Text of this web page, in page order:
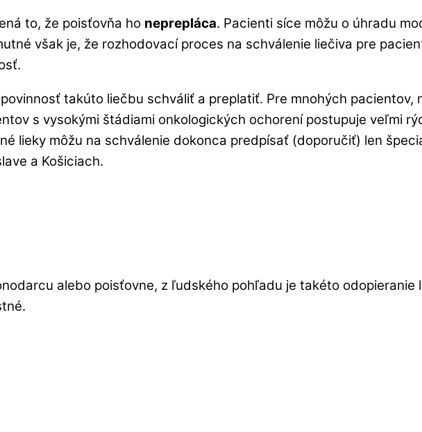
to, že poisťovňa ho neprepláca. Pacienti síce môžu o úhradu
však je, že rozhodovací proces na schválenie liečiva pre
takúto liečbu schváliť a preplatiť. Pre mnohých pacientov,
s vysokými štádiami onkologických ochorení postupuje veľmi
lieky môžu na schválenie dokonca predpísať (doporučiť) len
a Košiciach.
alebo poisťovne, z ľudského pohľadu je takéto odopieranie